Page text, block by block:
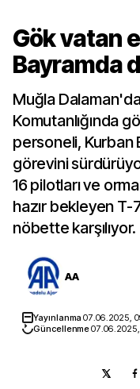
Gök vatan
Bayramda
Muğla
Komutanlığında
personeli, Kurban
görevini
16 pilotları ve
hazır bekleyen
nöbette karşılıyor.
AA
Yayınlanma07.06.2025,
Güncellenme